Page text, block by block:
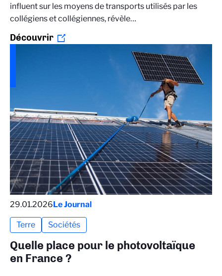
influent sur les moyens de transports utilisés par les
collégiens et collégiennes, révèle…
Découvrir
29.01.2026Le Journal
Terre Sociétés
Quelle place pour le photovoltaïque
en France ?